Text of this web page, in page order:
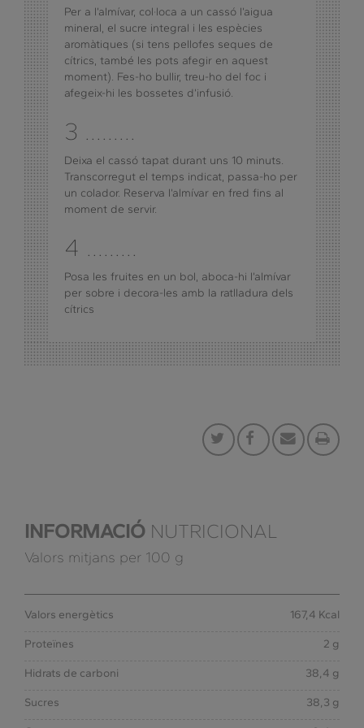
Per a l’almívar, col·loca a un cassó l’aigua
mineral, el sucre integral i les espècies
aromàtiques (si tens pellofes seques de
cítrics, també les pots afegir en aquest
moment). Fes-ho bullir, treu-ho del foc i
afegeix-hi les bossetes d’infusió.
3 .........
Deixa el cassó tapat durant uns 10 minuts.
Transcorregut el temps indicat, passa-ho per
un colador. Reserva l’almívar en fred fins al
moment de servir.
4 .........
Posa les fruites en un bol, aboca-hi l’almívar
per sobre i decora-les amb la ratlladura dels
cítrics
INFORMACIÓ NUTRICIONAL
Valors mitjans per 100 g
Valors energètics 167,4 Kcal
Proteïnes 2 g
Hidrats de carboni 38,4 g
Sucres 38,3 g